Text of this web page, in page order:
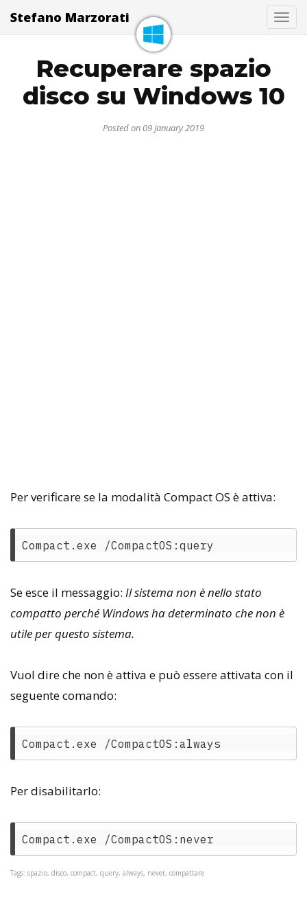
Stefano Marzorati
Recuperare spazio
disco su Windows 10
Posted on 09 January 2019
Per verificare se la modalità Compact OS è attiva:
Se esce il messaggio: Il sistema non è nello stato
compatto perché Windows ha determinato che non è
utile per questo sistema.
Vuol dire che non è attiva e può essere attivata con il
seguente comando:
Per disabilitarlo:
Tags: spazio, disco, compact, query, always, never, compattare